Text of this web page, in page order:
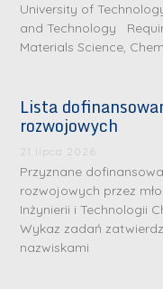
University of
and Technology
Materials Science,
Lista
rozwojowych
21 lipca 2026
Przyznane
rozwojowych przez
Inżynierii i Technologii
Wykaz zadań
nazwiskami
S
r
e
b
r
n